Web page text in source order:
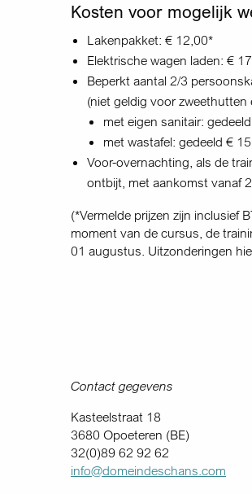
Kosten voor mogelijk
Lakenpakket: € 12,00*
Elektrische wagen laden: €
Beperkt aantal 2/3
(niet geldig voor
met eigen sanitair:
met wastafel: gedeeld €
Voor-overnachting, als de
ontbijt, met aankomst vanaf
(*Vermelde prijzen zijn inclusief
moment van de cursus, de
01 augustus. Uitzonderingen
Contact gegevens
Kasteelstraat 18
3680 Opoeteren (BE)
32(0)89 62 92 62
info@domeindeschans.com